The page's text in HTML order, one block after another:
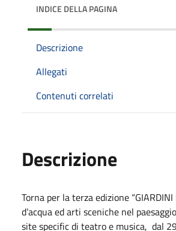
INDICE DELLA PAGINA
Descrizione
Allegati
Contenuti correlati
Descrizione
Torna per la terza edizione “GIARDINI
d’acqua ed arti sceniche nel
site specific di teatro e musica, dal